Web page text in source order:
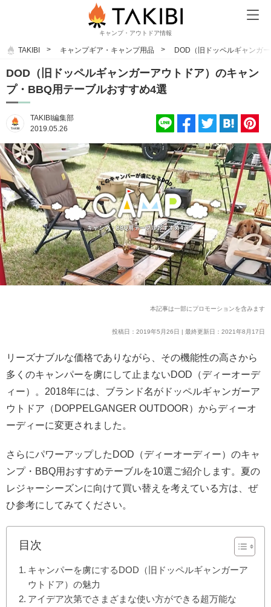
キャンプ・アウトドア情報
TAKIBI キャンプギア・キャンプ用品 DOD（旧ドッペルギャンガ
DOD（旧ドッペルギャンガーアウトドア）のキャン
プ・BBQ用テーブルおすすめ4選
TAKIBI編集部
2019.05.26
本記事は一部にプロモーションを含みます
投稿日：2019年5月26日 | 最終更新日：2021年8月17日
リーズナブルな価格でありながら、その機能性の高さから
多くのキャンパーを虜にして止まないDOD（ディーオーデ
ィー）。2018年には、ブランド名がドッペルギャンガーア
ウトドア（DOPPELGANGER OUTDOOR）からディーオ
ーディーに変更されました。
さらにパワーアップしたDOD（ディーオーディー）のキャ
ンプ・BBQ用おすすめテーブルを10選ご紹介します。夏の
レジャーシーズンに向けて買い替えを考えている方は、ぜ
ひ参考にしてみてください。
目次
キャンパーを虜にするDOD（旧ドッペルギャンガーア
ウトドア）の魅力
アイデア次第でさまざまな使い方ができる超万能な